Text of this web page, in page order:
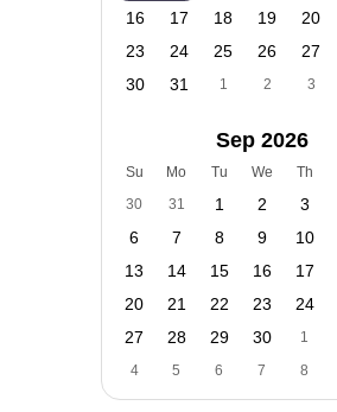
16
17 18 19 20
23
24 25 26 27
30
31 1 2 3
Sep 2026
Su Mo Tu We Th
30
31 1 2 3
6
7 8 9 10
13
14 15 16 17
20
21 22 23 24
27
28 29 30 1
4
5 6 7 8